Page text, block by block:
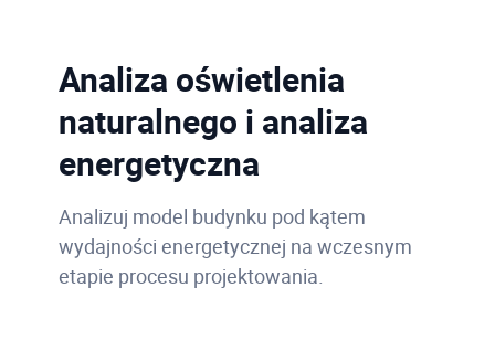
Analiza oświetlenia
naturalnego i analiza
energetyczna
Analizuj model budynku pod kątem
wydajności energetycznej na wczesnym
etapie procesu projektowania.